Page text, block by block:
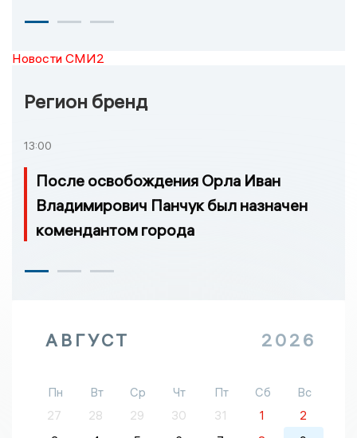
Новости СМИ2
Регион бренд
13:00
После освобождения Орла Иван
Владимирович Панчук был назначен
комендантом города
АВГУСТ 2026
Пн Вт Ср Чт Пт Сб
Вс
27
28 29 30 31 1
2